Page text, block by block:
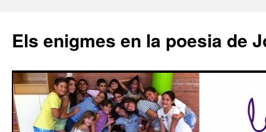
Els enigmes en la poesia de